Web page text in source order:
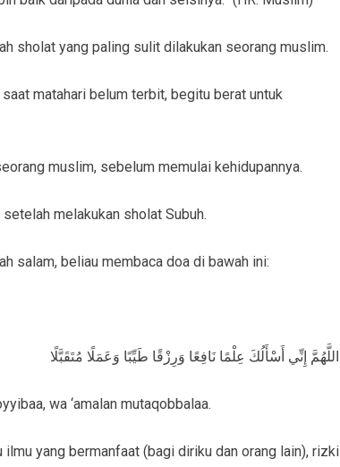
sholat yang paling sulit dilakukan seorang muslim.
matahari belum terbit, begitu berat untuk
muslim, sebelum memulai kehidupannya.
melakukan sholat Subuh.
salam, beliau membaca doa di bawah ini:
اللَّهُمَّ إِنِّي أَسْأَلُكَ عِلْمًا نَافِعًا وَرِزْقًا طَيِّبًا وَعَمَلًا مُتَقَبَّلًا
wa ‘amalan mutaqobbalaa.
ilmu yang bermanfaat (bagi diriku dan orang lain), rizki